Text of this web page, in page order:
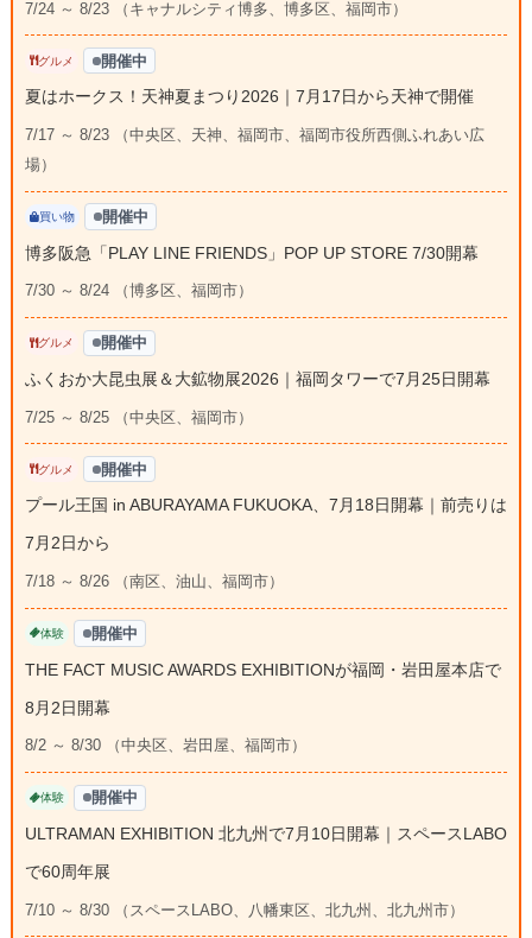
7/24 ～ 8/23 （キャナルシティ博多、博多区、福岡市）
グルメ 開催中
夏はホークス！天神夏まつり2026｜7月17日から天神で開催
7/17 ～ 8/23 （中央区、天神、福岡市、福岡市役所西側ふれあい広
場）
買い物 開催中
博多阪急「PLAY LINE FRIENDS」POP UP STORE 7/30開幕
7/30 ～ 8/24 （博多区、福岡市）
グルメ 開催中
ふくおか大昆虫展＆大鉱物展2026｜福岡タワーで7月25日開幕
7/25 ～ 8/25 （中央区、福岡市）
グルメ 開催中
プール王国 in ABURAYAMA FUKUOKA、7月18日開幕｜前売りは
7月2日から
7/18 ～ 8/26 （南区、油山、福岡市）
体験 開催中
THE FACT MUSIC AWARDS EXHIBITIONが福岡・岩田屋本店で
8月2日開幕
8/2 ～ 8/30 （中央区、岩田屋、福岡市）
体験 開催中
ULTRAMAN EXHIBITION 北九州で7月10日開幕｜スペースLABO
で60周年展
7/10 ～ 8/30 （スペースLABO、八幡東区、北九州、北九州市）